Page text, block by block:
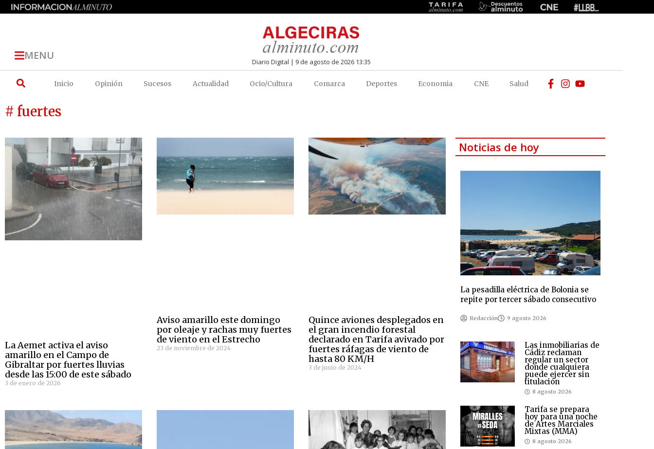
MENU Diario Digital | 9 de agosto de 2026 13:35
Inicio Opinión Sucesos Actualidad Ocio/Cultura Comarca Deportes Economia CNE Salud
# fuertes
La Aemet activa el aviso
amarillo en el Campo de
Gibraltar por fuertes lluvias
desde las 15:00 de este sábado
3 de enero de 2026
Aviso amarillo este domingo
por oleaje y rachas muy fuertes
de viento en el Estrecho
23 de noviembre de 2024
Quince aviones desplegados en
el gran incendio forestal
declarado en Tarifa avivado por
fuertes ráfagas de viento de
hasta 80 KM/H
3 de junio de 2024
Noticias de hoy
La pesadilla eléctrica de Bolonia se
repite por tercer sábado consecutivo
Redacción 9 agosto 2026
Las inmobiliarias de
Cádiz reclaman
regular un sector
donde cualquiera
puede ejercer sin
titulación
8 agosto 2026
Tarifa se prepara
hoy para una noche
de Artes Marciales
Mixtas (MMA)
8 agosto 2026